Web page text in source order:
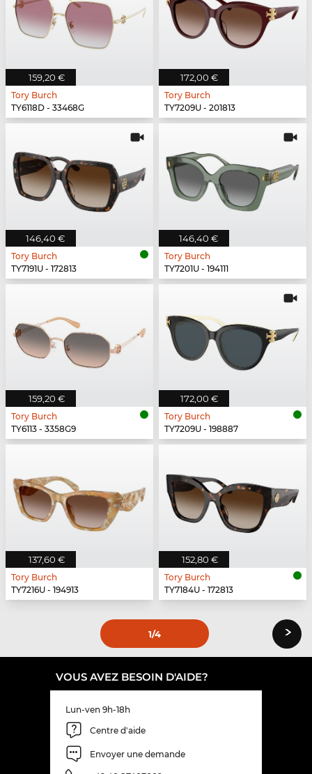
159,20 €
Tory Burch
TY6118D - 33468G
172,00 €
Tory Burch
TY7209U - 201813
146,40 €
Tory Burch
TY7191U - 172813
146,40 €
Tory Burch
TY7201U - 194111
159,20 €
Tory Burch
TY6113 - 3358G9
172,00 €
Tory Burch
TY7209U - 198887
137,60 €
Tory Burch
TY7216U - 194913
152,80 €
Tory Burch
TY7184U - 172813
1/4 ›
VOUS AVEZ BESOIN D'AIDE?
Lun-ven 9h-18h
Centre d'aide
Envoyer une demande